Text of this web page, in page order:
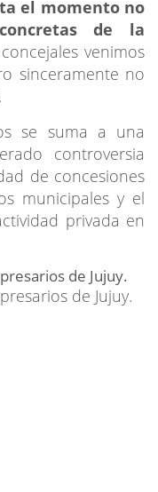
el momento no
de la
venimos
sinceramente no
se suma a una
controversia
de concesiones
municipales y el
privada en
de Jujuy.